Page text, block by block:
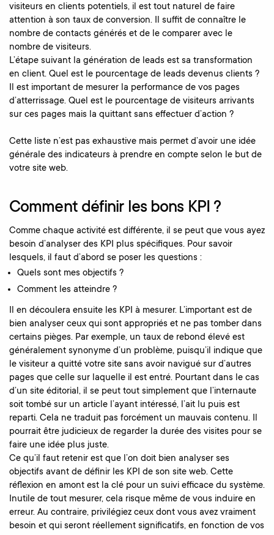
visiteurs en clients potentiels, il est tout naturel de faire
attention à son taux de conversion. Il suffit de connaître le
nombre de contacts générés et de le comparer avec le
nombre de visiteurs.
L’étape suivant la génération de leads est sa transformation
en client. Quel est le pourcentage de leads devenus clients ?
Il est important de mesurer la performance de vos pages
d’atterrissage. Quel est le pourcentage de visiteurs arrivants
sur ces pages mais la quittant sans effectuer d’action ?
Cette liste n’est pas exhaustive mais permet d’avoir une idée
générale des indicateurs à prendre en compte selon le but de
votre site web.
Comment définir les bons KPI ?
Comme chaque activité est différente, il se peut que vous ayez
besoin d’analyser des KPI plus spécifiques. Pour savoir
lesquels, il faut d’abord se poser les questions :
Quels sont mes objectifs ?
Comment les atteindre ?
Il en découlera ensuite les KPI à mesurer. L’important est de
bien analyser ceux qui sont appropriés et ne pas tomber dans
certains pièges. Par exemple, un taux de rebond élevé est
généralement synonyme d’un problème, puisqu’il indique que
le visiteur a quitté votre site sans avoir navigué sur d’autres
pages que celle sur laquelle il est entré. Pourtant dans le cas
d’un site éditorial, il se peut tout simplement que l’internaute
soit tombé sur un article l’ayant intéressé, l’ait lu puis est
reparti. Cela ne traduit pas forcément un mauvais contenu. Il
pourrait être judicieux de regarder la durée des visites pour se
faire une idée plus juste.
Ce qu’il faut retenir est que l’on doit bien analyser ses
objectifs avant de définir les KPI de son site web. Cette
réflexion en amont est la clé pour un suivi efficace du système.
Inutile de tout mesurer, cela risque même de vous induire en
erreur. Au contraire, privilégiez ceux dont vous avez vraiment
besoin et qui seront réellement significatifs, en fonction de vos